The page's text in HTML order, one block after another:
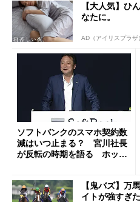
【大人気】ひ
なたに。
AD（アイリスプラザ
ソフトバンクのスマホ契約数
減はいつ止まる？ 宮川社長
が反転の時期を語る ホッピ
【鬼バズ】万
イトが強すぎた